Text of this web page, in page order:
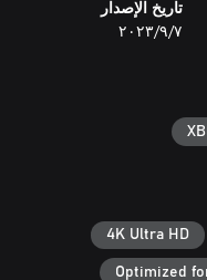
في هذه اللعبة
الأطوار. انضم إلى
حيث تدور أحداثها في
قوة النار والجليد
لتعزيز التحكم في
السحرية، واكتسب
تاريخ الإصدار
٧‏/٩‏/٢٠٢٣
4K Ultra HD
Optimized